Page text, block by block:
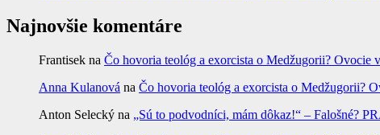
Najnovšie komentáre
Frantisek na Čo hovoria teológ a exorcista o Medžugorii? Ovocie
Anna Kulanová na Čo hovoria teológ a exorcista o Medžugorii?
Anton Selecký na „Sú to podvodníci, mám dôkaz!“ – Falošné?